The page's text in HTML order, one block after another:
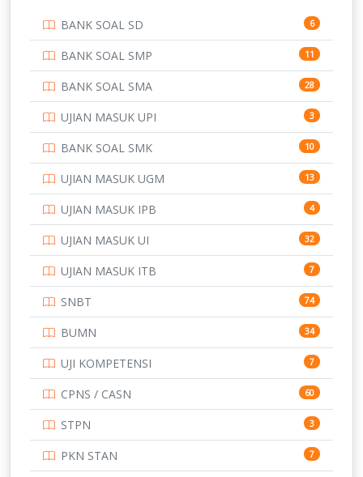
3
169
7
PTDI STTD 4
133
SMA 146
SMK 231
SMP 134
STIP 2
153
345
UNIVERSITAS AIRLANGGA 15
16
15
15
BANK SOAL SD 6
BANK SOAL SMP 11
BANK SOAL SMA 28
UJIAN MASUK UPI 3
BANK SOAL SMK 10
UJIAN MASUK UGM 13
UJIAN MASUK IPB 4
UJIAN MASUK UI 32
UJIAN MASUK ITB 7
SNBT 74
BUMN 34
UJI KOMPETENSI 7
CPNS / CASN 60
STPN 3
PKN STAN 7